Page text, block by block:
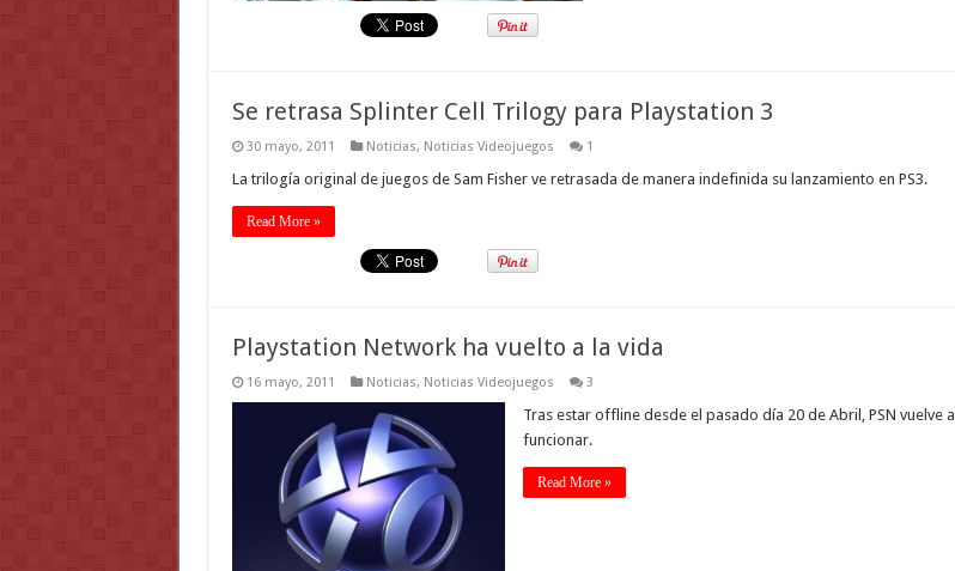
Se retrasa Splinter Cell Trilogy para Playstation 3
30 mayo, 2011 Noticias, Noticias Videojuegos 1
La trilogía original de juegos de Sam Fisher ve retrasada de manera indefinida su lanzamiento en PS3.
Read More »
Playstation Network ha vuelto a la vida
16 mayo, 2011 Noticias, Noticias Videojuegos 3
Tras estar offline desde el pasado día 20 de Abril, PSN vuelve a
funcionar.
Read More »